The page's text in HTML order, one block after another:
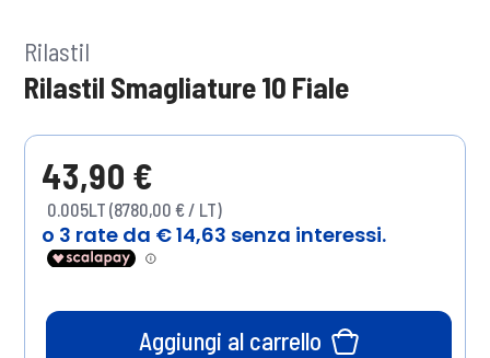
Rilastil
Rilastil Smagliature 10 Fiale
43,90 €
0.005LT (8780,00 € / LT)
Aggiungi al carrello